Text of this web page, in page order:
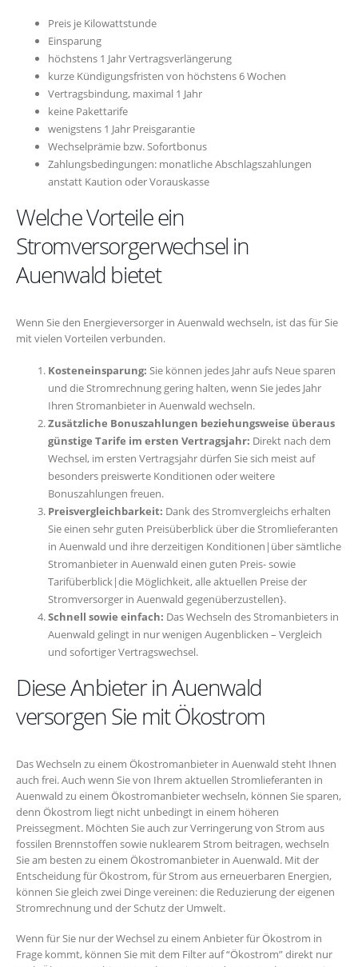
Preis je Kilowattstunde
Einsparung
höchstens 1 Jahr Vertragsverlängerung
kurze Kündigungsfristen von höchstens 6 Wochen
Vertragsbindung, maximal 1 Jahr
keine Pakettarife
wenigstens 1 Jahr Preisgarantie
Wechselprämie bzw. Sofortbonus
Zahlungsbedingungen: monatliche Abschlagszahlungen
anstatt Kaution oder Vorauskasse
Welche Vorteile ein
Stromversorgerwechsel in
Auenwald bietet
Wenn Sie den Energieversorger in Auenwald wechseln, ist das für Sie
mit vielen Vorteilen verbunden.
Kosteneinsparung: Sie können jedes Jahr aufs Neue sparen
und die Stromrechnung gering halten, wenn Sie jedes Jahr
Ihren Stromanbieter in Auenwald wechseln.
Zusätzliche Bonuszahlungen beziehungsweise überaus
günstige Tarife im ersten Vertragsjahr: Direkt nach dem
Wechsel, im ersten Vertragsjahr dürfen Sie sich meist auf
besonders preiswerte Konditionen oder weitere
Bonuszahlungen freuen.
Preisvergleichbarkeit: Dank des Stromvergleichs erhalten
Sie einen sehr guten Preisüberblick über die Stromlieferanten
in Auenwald und ihre derzeitigen Konditionen|über sämtliche
Stromanbieter in Auenwald einen guten Preis- sowie
Tarifüberblick|die Möglichkeit, alle aktuellen Preise der
Stromversorger in Auenwald gegenüberzustellen}.
Schnell sowie einfach: Das Wechseln des Stromanbieters in
Auenwald gelingt in nur wenigen Augenblicken – Vergleich
und sofortiger Vertragswechsel.
Diese Anbieter in Auenwald
versorgen Sie mit Ökostrom
Das Wechseln zu einem Ökostromanbieter in Auenwald steht Ihnen
auch frei. Auch wenn Sie von Ihrem aktuellen Stromlieferanten in
Auenwald zu einem Ökostromanbieter wechseln, können Sie sparen,
denn Ökostrom liegt nicht unbedingt in einem höheren
Preissegment. Möchten Sie auch zur Verringerung von Strom aus
fossilen Brennstoffen sowie nuklearem Strom beitragen, wechseln
Sie am besten zu einem Ökostromanbieter in Auenwald. Mit der
Entscheidung für Ökostrom, für Strom aus erneuerbaren Energien,
können Sie gleich zwei Dinge vereinen: die Reduzierung der eigenen
Stromrechnung und der Schutz der Umwelt.
Wenn für Sie nur der Wechsel zu einem Anbieter für Ökostrom in
Frage kommt, können Sie mit dem Filter auf “Ökostrom” direkt nur